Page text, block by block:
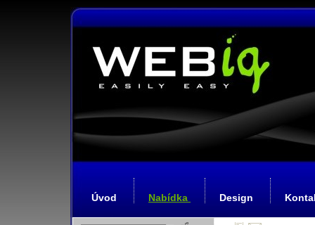
Úvod Nabídka Design